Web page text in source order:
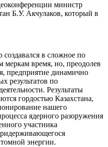
министр
Б.У. Акчулаков, который в
в сложное по
меркам время, но, преодолев
предприятие динамично
результатов по
Результаты
гордостью Казахстана,
нашего
ядерного разоружения
участника
энергии.